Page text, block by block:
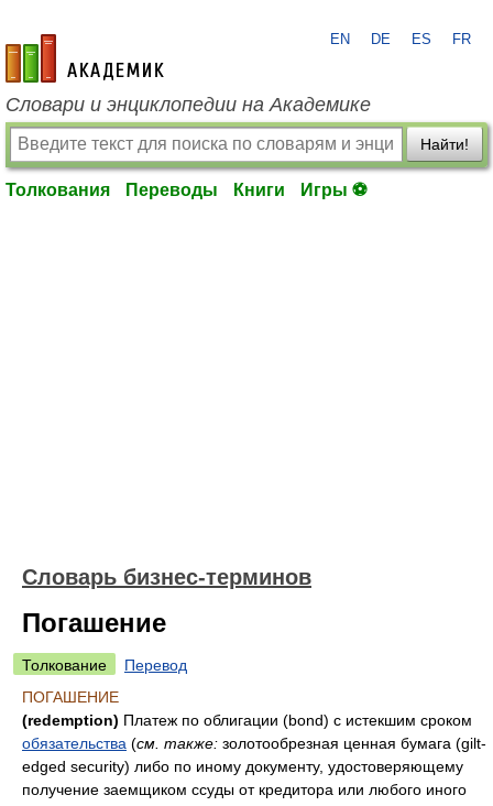
academic.ru
EN DE ES FR
Словари и энциклопедии на Академике
Найти!
Толкования Переводы Книги Игры ⚽
Словарь бизнес-терминов
Погашение
Толкование
Перевод
ПОГАШЕНИЕ
(redemption) Платеж по облигации (bond) с истекшим сроком
обязательства (cм. также: золотообрезная ценная бумага (gilt-
edged security) либо по иному документу, удостоверяющему
получение заемщиком ссуды от кредитора или любого иного